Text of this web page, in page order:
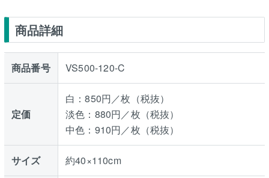
商品詳細
商品番号 VS500-120-C
定価
白：850円／枚（税抜）
淡色：880円／枚（税抜）
中色：910円／枚（税抜）
サイズ 約40×110cm